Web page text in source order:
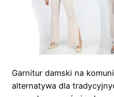
Garnitur damski na
alternatywa dla